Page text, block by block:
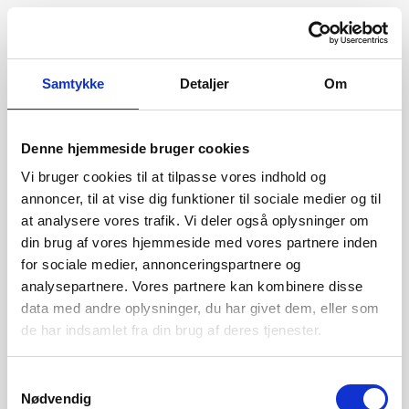
Samtykke Detaljer Om
Denne hjemmeside bruger cookies
Vi bruger cookies til at tilpasse vores indhold og
annoncer, til at vise dig funktioner til sociale medier og til
at analysere vores trafik. Vi deler også oplysninger om
din brug af vores hjemmeside med vores partnere inden
for sociale medier, annonceringspartnere og
analysepartnere. Vores partnere kan kombinere disse
data med andre oplysninger, du har givet dem, eller som
de har indsamlet fra din brug af deres tjenester.
Nødvendig
404